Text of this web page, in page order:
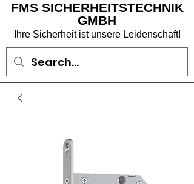
FMS SICHERHEITSTECHNIK
GMBH
Ihre Sicherheit ist unsere Leidenschaft!